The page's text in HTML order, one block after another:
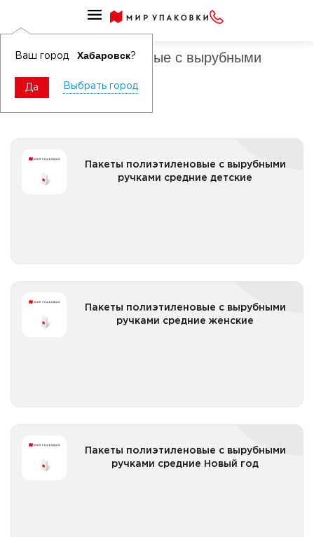
Ваш город Хабаровск?
Да Выбрать город
Пакеты полиэтиленовые с вырубными
Пакеты полиэтиленовые с вырубными
ручками средние детские
Пакеты полиэтиленовые с вырубными ручками
средние детские
Пакеты полиэтиленовые с вырубными
ручками средние женские
Пакеты полиэтиленовые с вырубными ручками
средние женские
Пакеты полиэтиленовые с вырубными
ручками средние Новый год
Пакеты полиэтиленовые с вырубными ручками
средние Новый год